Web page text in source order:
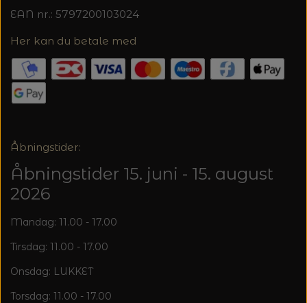
EAN nr.: 5797200103024
Her kan du betale med
Åbningstider:
Åbningstider 15. juni - 15. august
2026
Mandag: 11.00 - 17.00
Tirsdag: 11.00 - 17.00
Onsdag: LUKKET
Torsdag: 11.00 - 17.00